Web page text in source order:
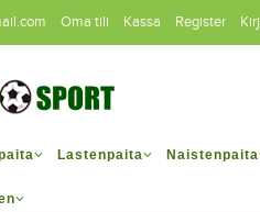
Oma tili Kassa Register
Lastenpaita Naistenpaita